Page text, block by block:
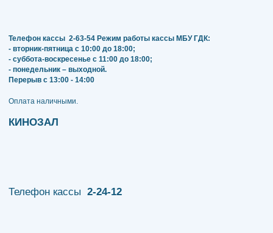
Телефон кассы 2-63-54 Режим работы кассы МБУ ГДК:
- вторник-пятница с 10:00 до 18:00;
- суббота-воскресенье с 11:00 до 18:00;
- понедельник – выходной.
Перерыв с 13:00 - 14:00
​​​​​​​Оплата наличными.
КИНОЗАЛ
Телефон кассы 2-24-12